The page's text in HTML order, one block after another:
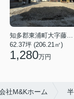
知多郡東浦町大字藤江字上廻間
62.37坪 (206.21㎡)
1,280万円
社M&Kホーム